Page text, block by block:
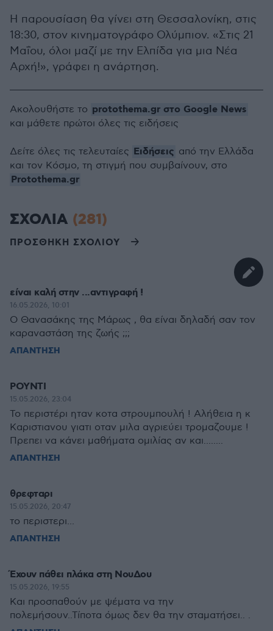
Η παρουσίαση θα γίνει στη Θεσσαλονίκη, στις
18:30, στον κινηματογράφο Ολύμπιον. «Στις 21
Μαΐου, όλοι μαζί με την Ελπίδα για μια Νέα
Αρχή!», γράφει η ανάρτηση.
Ακολουθήστε το protothema.gr στο Google News
και μάθετε πρώτοι όλες τις ειδήσεις
Δείτε όλες τις τελευταίες Ειδήσεις από την Ελλάδα
και τον Κόσμο, τη στιγμή που συμβαίνουν, στο
Protothema.gr
ΣΧΟΛΙΑ (281)
ΠΡΟΣΘΗΚΗ ΣΧΟΛΙΟΥ
είναι καλή στην ...αντιγραφή !
16.05.2026, 10:01
Ο Θανασάκης της Μάρως , θα είναι δηλαδή σαν τον
καραναστάση της ζωής ;;;
ΑΠΑΝΤΗΣΗ
ΡΟΥΝΤΙ
15.05.2026, 23:04
Το περιστέρι ηταν κοτα στρουμπουλή ! Αλήθεια η κ
Καριστιανου γιατι οταν μιλα αγριεύει τρομαζουμε !
Πρεπει να κάνει μαθήματα ομιλίας αν και........
ΑΠΑΝΤΗΣΗ
θρεφταρι
15.05.2026, 20:47
το περιστερι...
ΑΠΑΝΤΗΣΗ
Έχουν πάθει πλάκα στη ΝουΔου
15.05.2026, 19:55
Και προσπαθούν με ψέματα να την
πολεμήσουν..Τίποτα όμως δεν θα την σταματήσει.. .